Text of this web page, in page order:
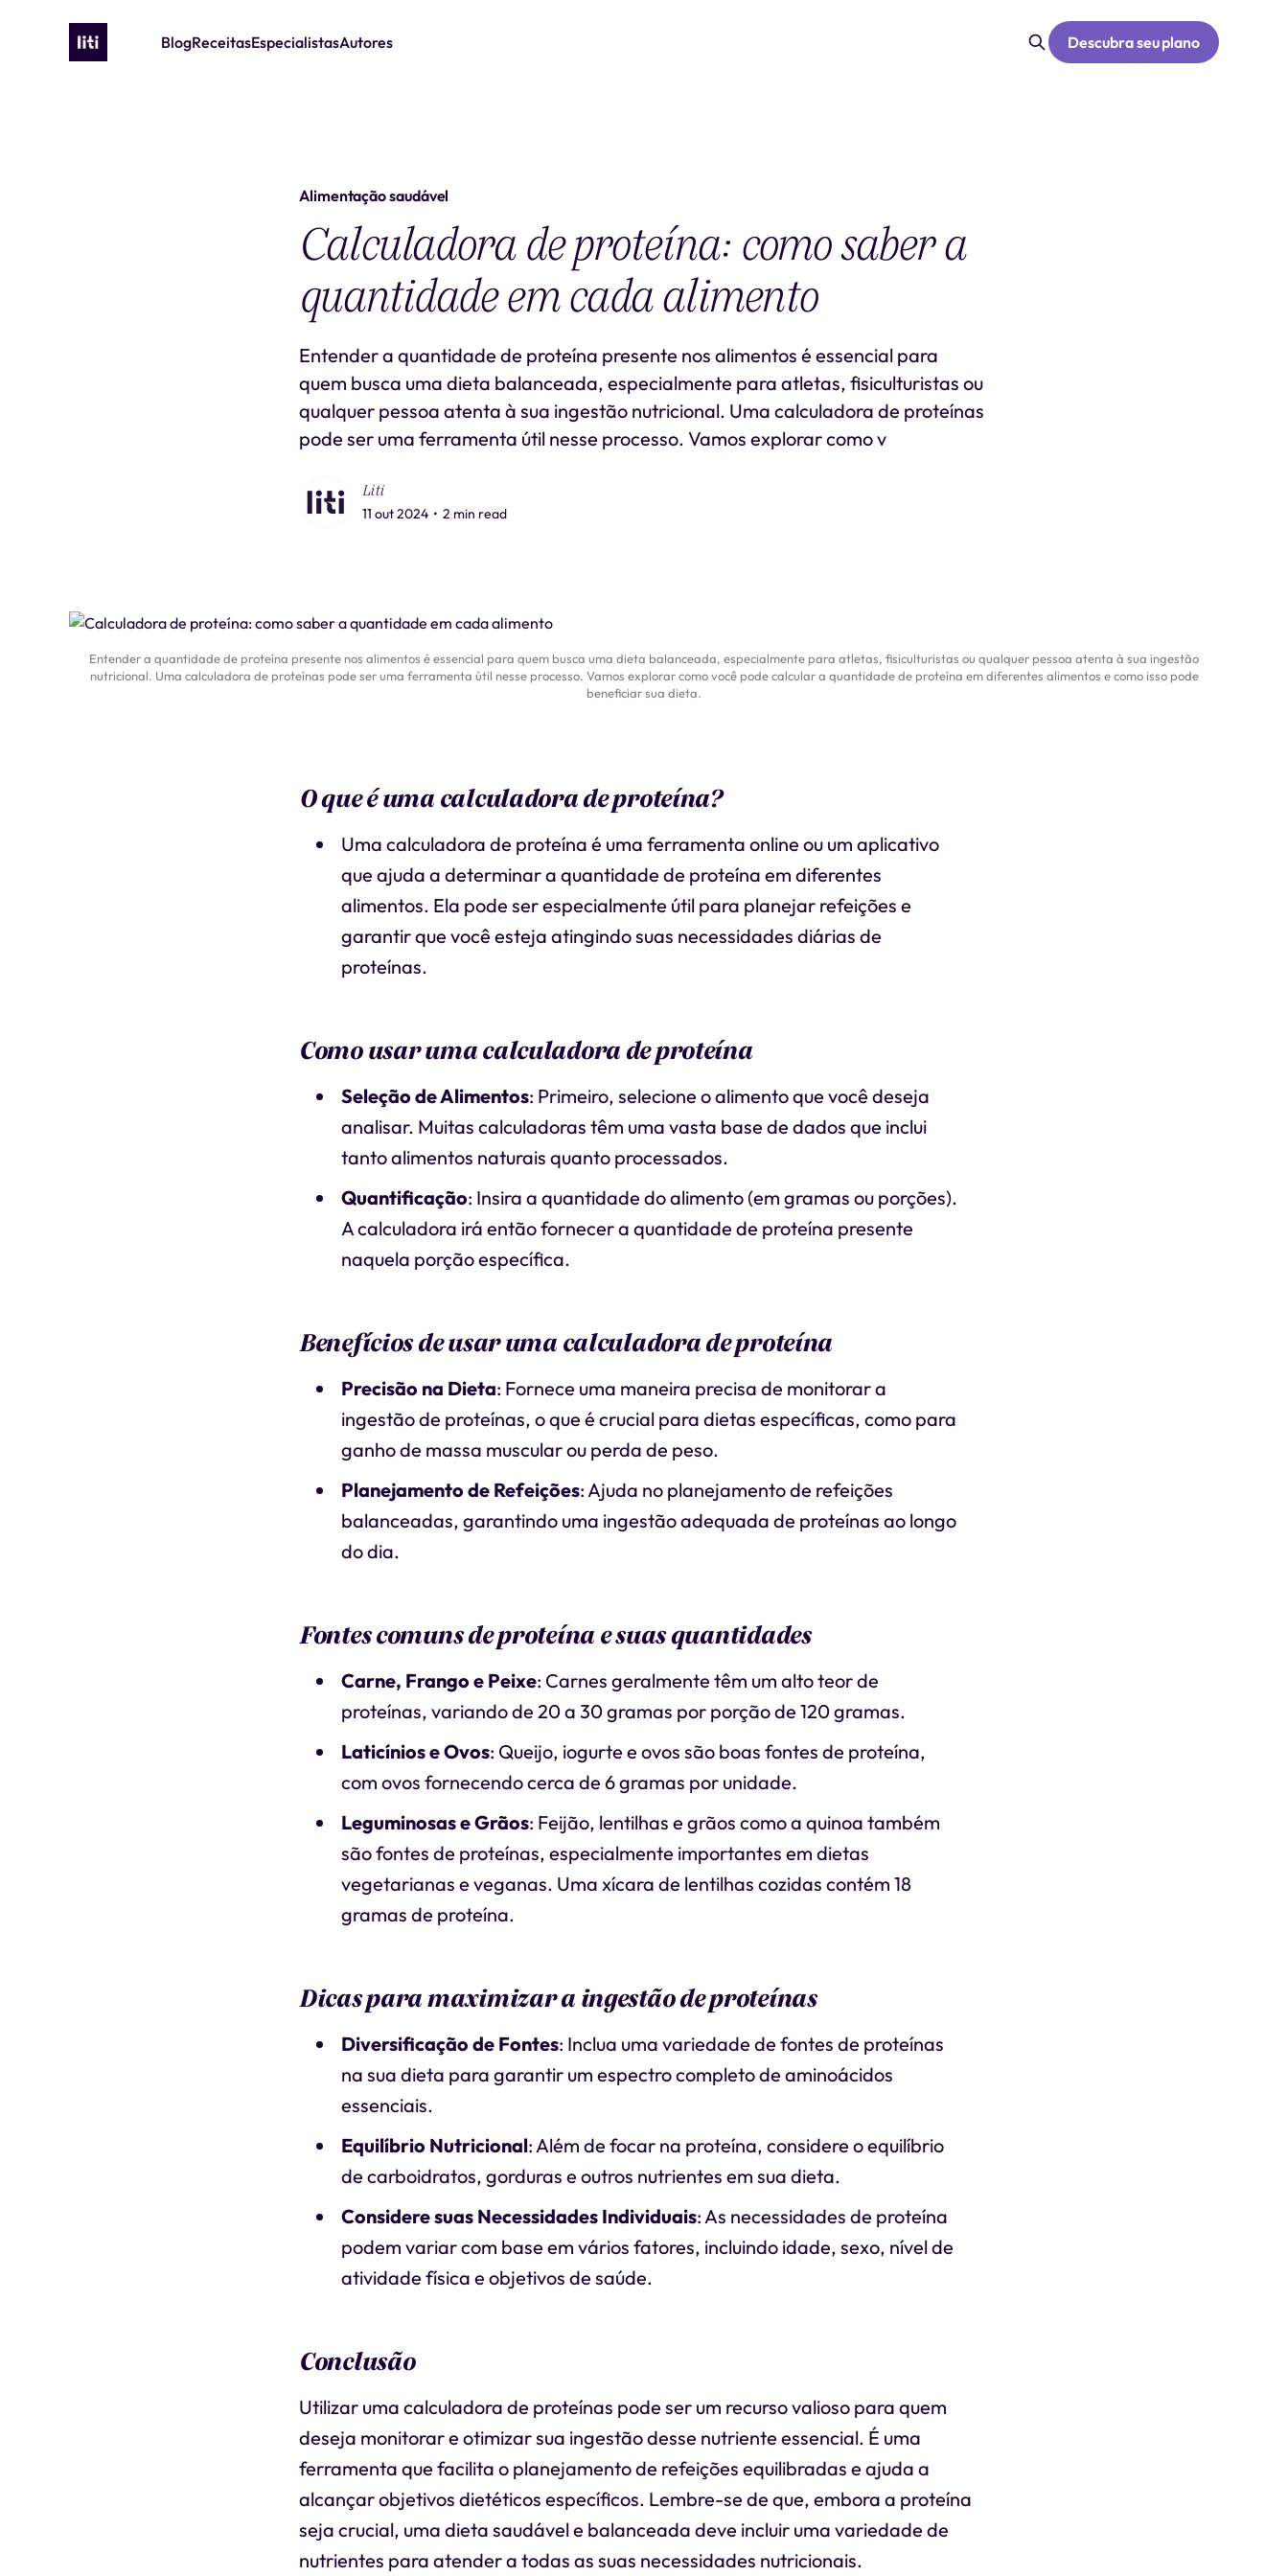
BlogReceitasEspecialistasAutores Descubra seu plano
Alimentação saudável
Calculadora de proteína: como saber a
quantidade em cada alimento
Entender a quantidade de proteína presente nos alimentos é essencial para
quem busca uma dieta balanceada, especialmente para atletas, fisiculturistas ou
qualquer pessoa atenta à sua ingestão nutricional. Uma calculadora de proteínas
pode ser uma ferramenta útil nesse processo. Vamos explorar como v
Liti
11 out 2024 • 2 min read
Entender a quantidade de proteína presente nos alimentos é essencial para quem busca uma dieta balanceada, especialmente para atletas, fisiculturistas ou qualquer pessoa atenta à sua ingestão
nutricional. Uma calculadora de proteínas pode ser uma ferramenta útil nesse processo. Vamos explorar como você pode calcular a quantidade de proteína em diferentes alimentos e como isso pode
beneficiar sua dieta.
O que é uma calculadora de proteína?
Uma calculadora de proteína é uma ferramenta online ou um aplicativo
que ajuda a determinar a quantidade de proteína em diferentes
alimentos. Ela pode ser especialmente útil para planejar refeições e
garantir que você esteja atingindo suas necessidades diárias de
proteínas.
Como usar uma calculadora de proteína
Seleção de Alimentos: Primeiro, selecione o alimento que você deseja
analisar. Muitas calculadoras têm uma vasta base de dados que inclui
tanto alimentos naturais quanto processados.
Quantificação: Insira a quantidade do alimento (em gramas ou porções).
A calculadora irá então fornecer a quantidade de proteína presente
naquela porção específica.
Benefícios de usar uma calculadora de proteína
Precisão na Dieta: Fornece uma maneira precisa de monitorar a
ingestão de proteínas, o que é crucial para dietas específicas, como para
ganho de massa muscular ou perda de peso.
Planejamento de Refeições: Ajuda no planejamento de refeições
balanceadas, garantindo uma ingestão adequada de proteínas ao longo
do dia.
Fontes comuns de proteína e suas quantidades
Carne, Frango e Peixe: Carnes geralmente têm um alto teor de
proteínas, variando de 20 a 30 gramas por porção de 120 gramas.
Laticínios e Ovos: Queijo, iogurte e ovos são boas fontes de proteína,
com ovos fornecendo cerca de 6 gramas por unidade.
Leguminosas e Grãos: Feijão, lentilhas e grãos como a quinoa também
são fontes de proteínas, especialmente importantes em dietas
vegetarianas e veganas. Uma xícara de lentilhas cozidas contém 18
gramas de proteína.
Dicas para maximizar a ingestão de proteínas
Diversificação de Fontes: Inclua uma variedade de fontes de proteínas
na sua dieta para garantir um espectro completo de aminoácidos
essenciais.
Equilíbrio Nutricional: Além de focar na proteína, considere o equilíbrio
de carboidratos, gorduras e outros nutrientes em sua dieta.
Considere suas Necessidades Individuais: As necessidades de proteína
podem variar com base em vários fatores, incluindo idade, sexo, nível de
atividade física e objetivos de saúde.
Conclusão
Utilizar uma calculadora de proteínas pode ser um recurso valioso para quem
deseja monitorar e otimizar sua ingestão desse nutriente essencial. É uma
ferramenta que facilita o planejamento de refeições equilibradas e ajuda a
alcançar objetivos dietéticos específicos. Lembre-se de que, embora a proteína
seja crucial, uma dieta saudável e balanceada deve incluir uma variedade de
nutrientes para atender a todas as suas necessidades nutricionais.